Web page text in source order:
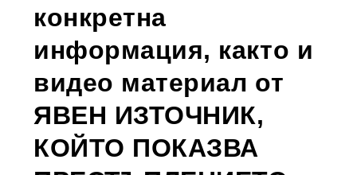
конкретна
информация, както и
видео материал от
ЯВЕН ИЗТОЧНИК,
КОЙТО ПОКАЗВА